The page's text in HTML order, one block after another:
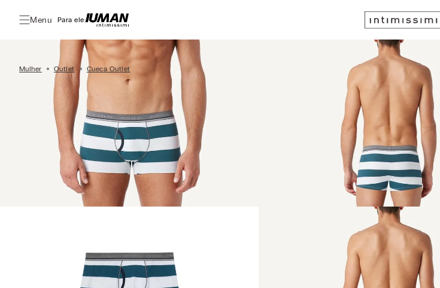
Menu Para ele:
Mulher Outlet Cueca Outlet